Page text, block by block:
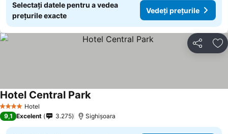
Selectați datele pentru a vedea
prețurile exacte
Vedeți prețurile
Distribuiți
4 Stele Hotel
Hotel Central Park
9,1 Excelent 3.275 Sighișoara